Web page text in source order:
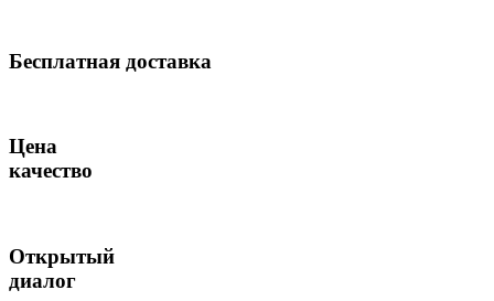
Бесплатная доставка
Цена
качество
Открытый
диалог